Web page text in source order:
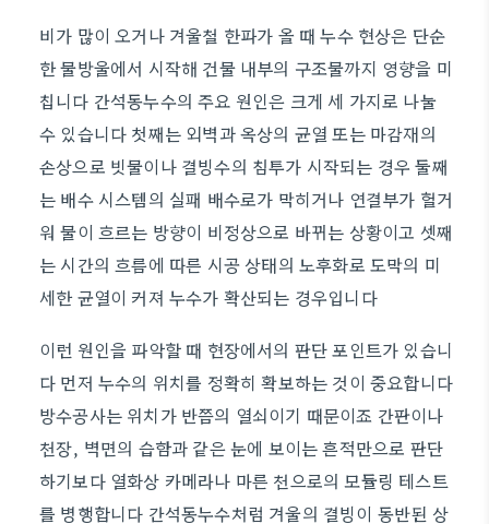
비가 많이 오거나 겨울철 한파가 올 때 누수 현상은 단순
한 물방울에서 시작해 건물 내부의 구조물까지 영향을 미
칩니다 간석동누수의 주요 원인은 크게 세 가지로 나눌
수 있습니다 첫째는 외벽과 옥상의 균열 또는 마감재의
손상으로 빗물이나 결빙수의 침투가 시작되는 경우 둘째
는 배수 시스템의 실패 배수로가 막히거나 연결부가 헐거
워 물이 흐르는 방향이 비정상으로 바뀌는 상황이고 셋째
는 시간의 흐름에 따른 시공 상태의 노후화로 도막의 미
세한 균열이 커져 누수가 확산되는 경우입니다
이런 원인을 파악할 때 현장에서의 판단 포인트가 있습니
다 먼저 누수의 위치를 정확히 확보하는 것이 중요합니다
방수공사는 위치가 반쯤의 열쇠이기 때문이죠 간판이나
천장, 벽면의 습함과 같은 눈에 보이는 흔적만으로 판단
하기보다 열화상 카메라나 마른 천으로의 모듈링 테스트
를 병행합니다 간석동누수처럼 겨울의 결빙이 동반된 상